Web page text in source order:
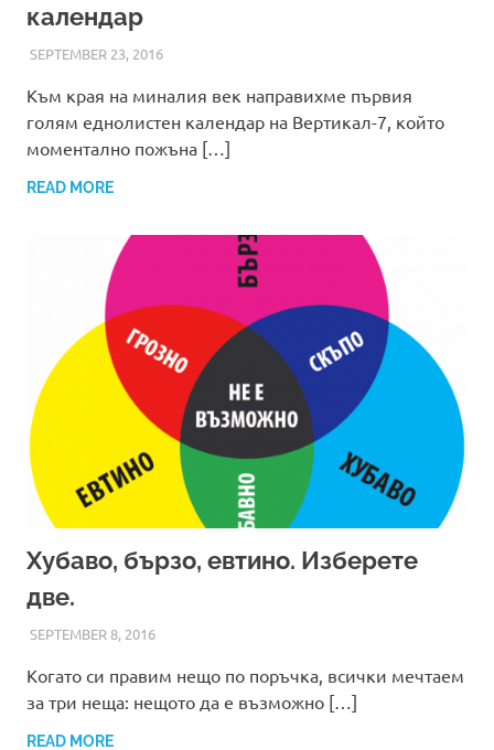
календар
SEPTEMBER 23, 2016ADMIN
Към края на миналия век направихме първия
голям еднолистен календар на Вертикал-7, който
моментално пожъна […]
READ MORE
Хубаво, бързо, евтино. Изберете
две.
SEPTEMBER 8, 2016ADMIN
Когато си правим нещо по поръчка, всички мечтаем
за три неща: нещото да е възможно […]
READ MORE